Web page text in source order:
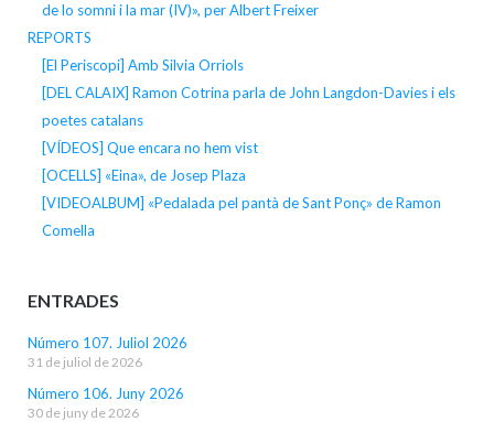
de lo somni i la mar (IV)», per Albert Freixer
REPORTS
[El Periscopi] Amb Silvia Orriols
[DEL CALAIX] Ramon Cotrina parla de John Langdon-Davies i els
poetes catalans
[VÍDEOS] Que encara no hem vist
[OCELLS] «Eina», de Josep Plaza
[VIDEOALBUM] «Pedalada pel pantà de Sant Ponç» de Ramon
Comella
ENTRADES
Número 107. Juliol 2026
31 de juliol de 2026
Número 106. Juny 2026
30 de juny de 2026